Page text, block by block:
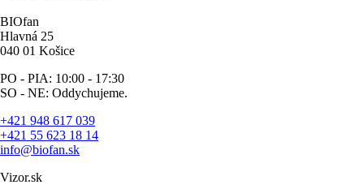
BIOfan
Hlavná 25
040 01 Košice
PO - PIA: 10:00 - 17:30
SO - NE: Oddychujeme.
+421 948 617 039
+421 55 623 18 14
info@biofan.sk
Vizor.sk